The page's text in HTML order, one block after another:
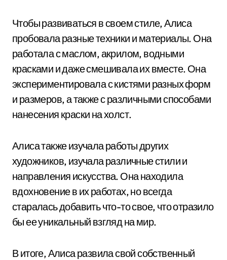
Чтобы развиваться в своем стиле, Алиса
пробовала разные техники и материалы. Она
работала с маслом, акрилом, водными
красками и даже смешивала их вместе. Она
экспериментировала с кистями разных форм
и размеров, а также с различными способами
нанесения краски на холст.
Алиса также изучала работы других
художников, изучала различные стили и
направления искусства. Она находила
вдохновение в их работах, но всегда
старалась добавить что-то свое, что отразило
бы ее уникальный взгляд на мир.
В итоге, Алиса развила свой собственный